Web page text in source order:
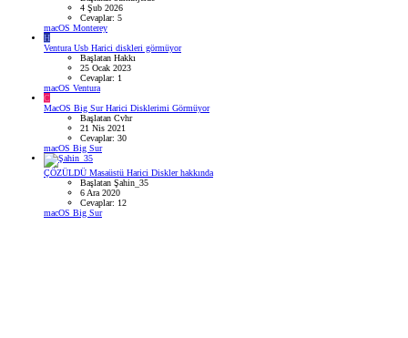
4 Şub 2026
Cevaplar: 5
macOS Monterey
H
Ventura Usb Harici diskleri görmüyor
Başlatan Hakkı
25 Ocak 2023
Cevaplar: 1
macOS Ventura
C
MacOS Big Sur Harici Disklerimi Görmüyor
Başlatan Cvhr
21 Nis 2021
Cevaplar: 30
macOS Big Sur
ÇÖZÜLDÜ Masaüstü Harici Diskler hakkında
Başlatan Şahin_35
6 Ara 2020
Cevaplar: 12
macOS Big Sur